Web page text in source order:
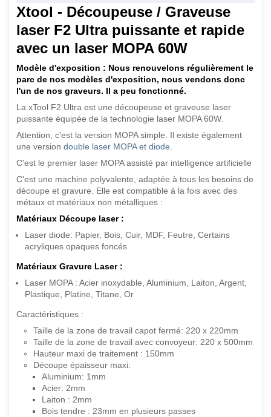
Xtool - Découpeuse / Graveuse
laser F2 Ultra puissante et rapide
avec un laser MOPA 60W
Modèle d'exposition : Nous renouvelons régulièrement le
parc de nos modèles d'exposition, nous vendons donc
l'un de nos graveurs. Il a peu fonctionné.
La xTool F2 Ultra est une découpeuse et graveuse laser
puissante équipée de la technologie laser MOPA 60W.
Attention, c'est la version MOPA simple. Il existe également
une version double laser MOPA et diode
C'est le premier laser MOPA assisté par intelligence artificielle
C'est une machine polyvalente, adaptée à tous les besoins de
découpe et gravure. Elle est compatible à la fois avec des
métaux et matériaux non métalliques :
Matériaux Découpe laser :
Laser diode: Papier, Bois, Cuir, MDF, Feutre, Certains
acryliques opaques foncés
Matériaux Gravure Laser :
Laser MOPA : Acier inoxydable, Aluminium, Laiton, Argent,
Plastique, Platine, Titane, Or
Caractéristiques :
Taille de la zone de travail capot fermé: 220 x 220mm
Taille de la zone de travail avec convoyeur: 220 x 500mm
Hauteur maxi de traitement : 150mm
Découpe épaisseur maxi:
Aluminium: 1mm
Acier: 2mm
Laiton : 2mm
Bois tendre : 23mm en plusieurs passes